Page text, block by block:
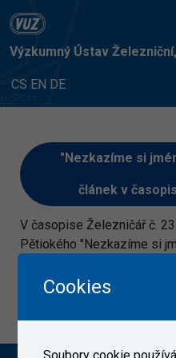
Výzkumný Ústav
CS EN DE
"Nezkazíme si
článek v
V časopise Železničář č.
Pětiokého "Nezkazíme si
Článek si lze přečíst zde
Cookies